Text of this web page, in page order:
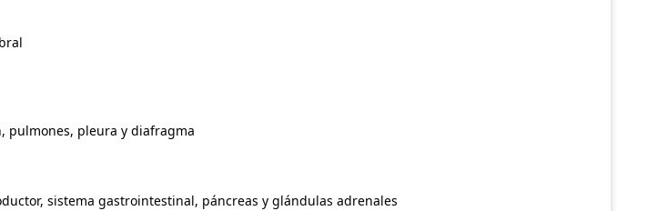
pulmones, pleura y diafragma
sistema gastrointestinal, páncreas y glándulas adrenales